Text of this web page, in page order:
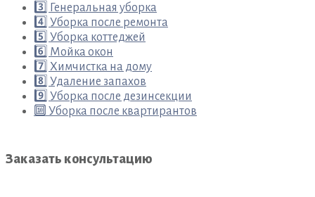
3️⃣ Генеральная уборка
4️⃣ Уборка после ремонта
5️⃣ Уборка коттеджей
6️⃣ Мойка окон
7️⃣ Химчистка на дому
8️⃣ Удаление запахов
9️⃣ Уборка после дезинсекции
🔟 Уборка после квартирантов
Заказать консультацию